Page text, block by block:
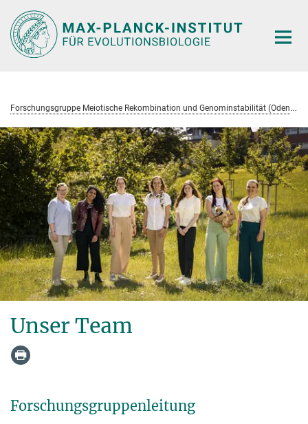
Hauptinhalt
F
orschungsgruppe Meiotische Rekombination und Genominstabilität (Odenthal-Hesse)
Unser Team
Forschungsgruppenleitung